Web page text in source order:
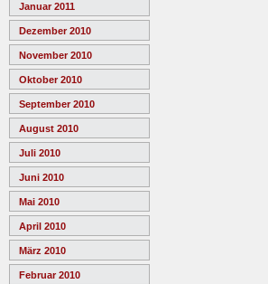
Januar 2011
Dezember 2010
November 2010
Oktober 2010
September 2010
August 2010
Juli 2010
Juni 2010
Mai 2010
April 2010
März 2010
Februar 2010